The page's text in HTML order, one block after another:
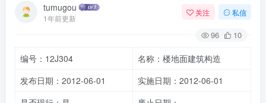
tumugou
1年前更新
关注 私信
96 10
编号：12J304
名称：楼地面建筑构造
发布日期：2012-06-01
实施日期：2012-06-01